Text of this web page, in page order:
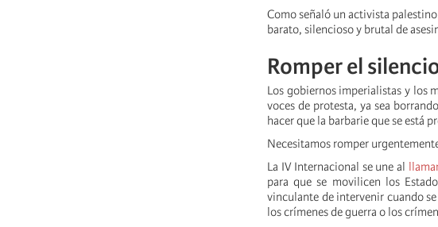
Como señaló un activista
barato, silencioso y brutal de
Romper el
Los gobiernos imperialistas y los
voces de protesta, ya sea
hacer que la barbarie que se está
Necesitamos romper
La IV Internacional se une al
para que se movilicen los
vinculante de intervenir cuando
los crímenes de guerra o los